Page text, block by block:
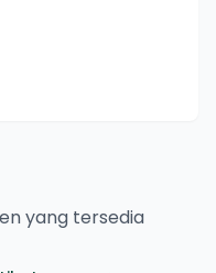
yang tersedia